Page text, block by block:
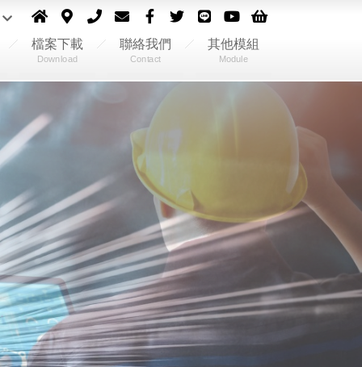
檔案下載
Download
聯絡我們
Contact
其他模組
Module